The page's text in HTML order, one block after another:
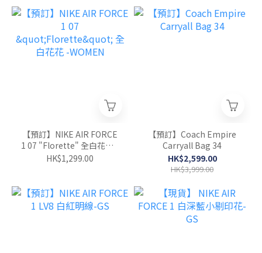
【預訂】NIKE AIR FORCE
1 07 "Florette" 全白花花 -
WOMEN
HK$1,299.00
【預訂】Coach Empire
Carryall Bag 34
HK$2,599.00
HK$3,999.00